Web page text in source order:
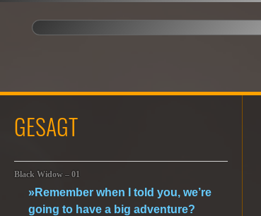
GESAGT
Black Widow – 01
»Remember when I told you, we’re
going to have a big adventure?